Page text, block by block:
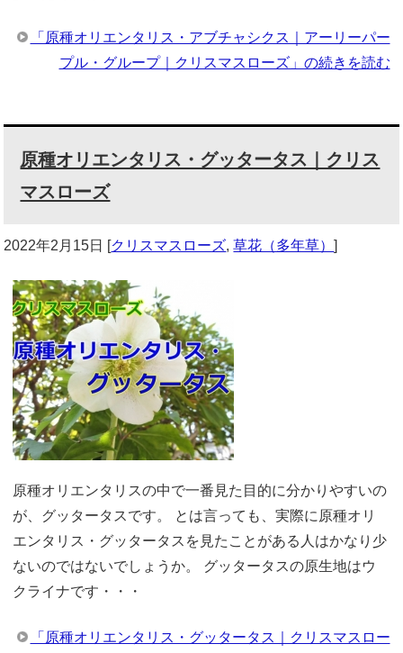
「原種オリエンタリス・アブチャシクス｜アーリーパー
プル・グループ｜クリスマスローズ」の続きを読む
原種オリエンタリス・グッタータス｜クリス
マスローズ
2022年2月15日 クリスマスローズ,草花（多年草）
原種オリエンタリスの中で一番見た目的に分かりやすいの
が、グッタータスです。 とは言っても、実際に原種オリ
エンタリス・グッタータスを見たことがある人はかなり少
ないのではないでしょうか。 グッタータスの原生地はウ
クライナです・・・
「原種オリエンタリス・グッタータス｜クリスマスロー